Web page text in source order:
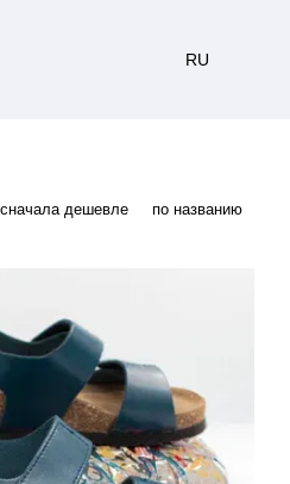
RU
сначала дешевле по названию